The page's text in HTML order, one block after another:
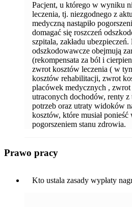
Pacjent, u którego w wyniku
leczenia, tj. niezgodnego z
medyczną nastąpiło
domagać się roszczeń
szpitala, zakładu ubezpieczeń.
odszkodowawcze obejmują
(rekompensata za ból i
zwrot kosztów leczenia ( w
kosztów rehabilitacji, zwrot
placówek medycznych ,
utraconych dochodów, renty z
potrzeb oraz utraty widoków
kosztów, które musiał
pogorszeniem stanu zdrowia.
Prawo pracy
Kto ustala zasady wypłaty